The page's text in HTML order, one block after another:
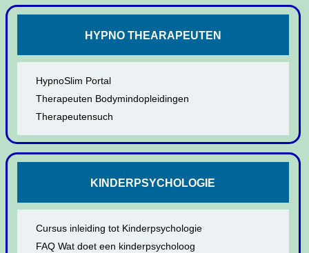
HYPNO THEARAPEUTEN
HypnoSlim Portal
Therapeuten Bodymindopleidingen
Therapeutensuch
KINDERPSYCHOLOGIE
Cursus inleiding tot Kinderpsychologie
FAQ Wat doet een kinderpsycholoog